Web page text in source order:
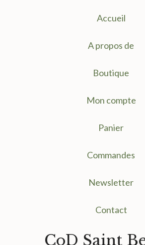
Accueil
A propos de
Boutique
Mon compte
Panier
Commandes
Newsletter
Contact
CoD Saint